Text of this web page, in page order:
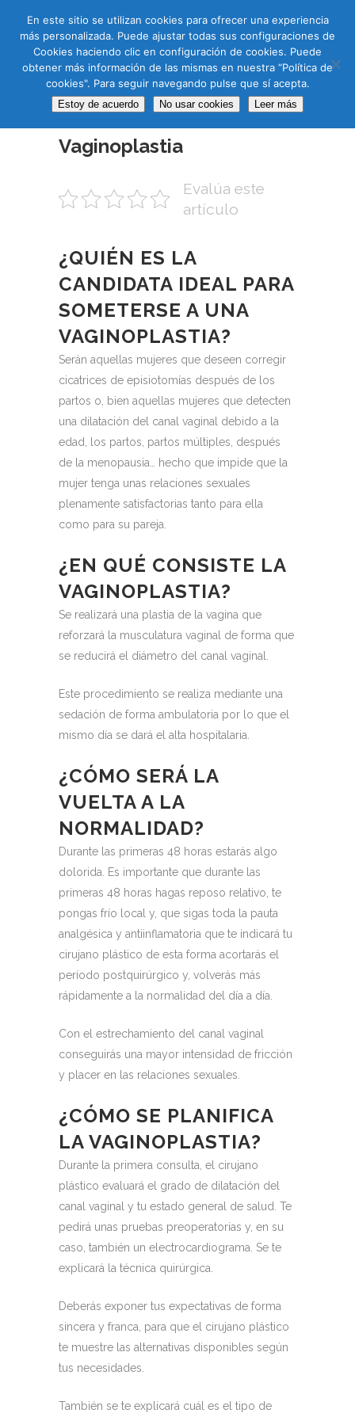
CAT ENG
10 FEB
Vaginoplastia
Evalúa este
artículo
¿QUIÉN ES LA
CANDIDATA IDEAL PARA
SOMETERSE A UNA
VAGINOPLASTIA?
Serán aquellas mujeres que deseen corregir
cicatrices de episiotomías después de los
partos o, bien aquellas mujeres que detecten
una dilatación del canal vaginal debido a la
edad, los partos, partos múltiples, después
de la menopausia… hecho que impide que la
mujer tenga unas relaciones sexuales
plenamente satisfactorias tanto para ella
como para su pareja.
¿EN QUÉ CONSISTE LA
VAGINOPLASTIA?
Se realizará una plastia de la vagina que
reforzará la musculatura vaginal de forma que
se reducirá el diámetro del canal vaginal.
Este procedimiento se realiza mediante una
sedación de forma ambulatoria por lo que el
mismo día se dará el alta hospitalaria.
¿CÓMO SERÁ LA
VUELTA A LA
NORMALIDAD?
Durante las primeras 48 horas estarás algo
dolorida.
Es importante que durante las
primeras 48 horas hagas reposo relativo, te
pongas frío local y, que sigas toda la pauta
analgésica y antiinflamatoria que te indicará tu
cirujano plástico de esta forma acortarás el
período postquirúrgico y, volverás más
rápidamente a la normalidad del día a día.
Con el estrechamiento del canal vaginal
conseguirás una mayor intensidad de fricción
y placer en las relaciones sexuales.
¿CÓMO SE PLANIFICA
LA VAGINOPLASTIA?
Durante la primera consulta, el cirujano
plástico evaluará el grado de dilatación del
canal vaginal y tu estado general de salud. Te
pedirá unas pruebas preoperatorias y, en su
caso, también un electrocardiograma. Se te
explicará la técnica quirúrgica.
Deberás exponer tus expectativas de forma
sincera y franca, para que el cirujano plástico
te muestre las alternativas disponibles según
tus necesidades.
También se te explicará cuál es el tipo de
En este sitio se utilizan cookies para ofrecer una experiencia
más personalizada. Puede ajustar todas sus configuraciones de
Cookies haciendo clic en configuración de cookies. Puede
obtener más información de las mismas en nuestra “Política de
cookies". Para seguir navegando pulse que sí acepta.
Estoy de acuerdo No usar cookies Leer más